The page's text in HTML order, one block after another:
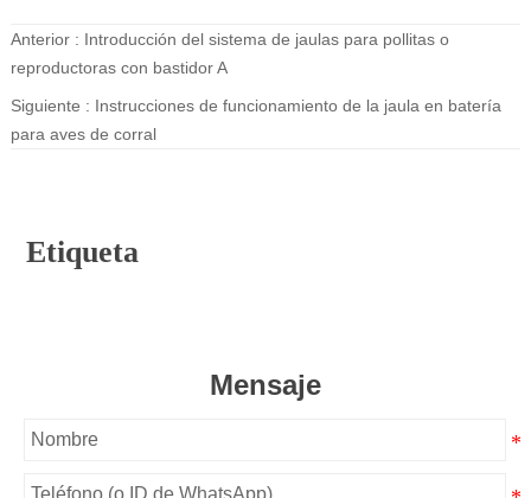
Anterior : Introducción del sistema de jaulas para pollitas o
reproductoras con bastidor A
Siguiente : Instrucciones de funcionamiento de la jaula en batería
para aves de corral
Etiqueta
Mensaje